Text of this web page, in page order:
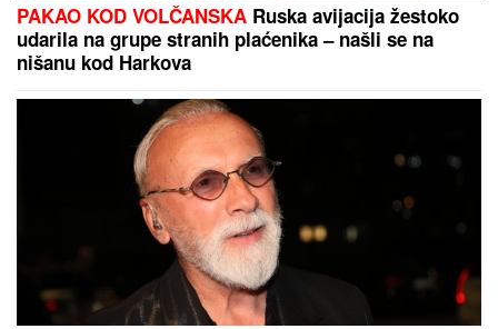
PAKAO KOD VOLČANSKA Ruska avijacija žestoko
udarila na grupe stranih plaćenika – našli se na
nišanu kod Harkova